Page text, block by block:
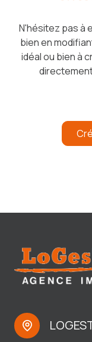
avis
clients
N'hésitez pas à
bien en
idéal ou bien à